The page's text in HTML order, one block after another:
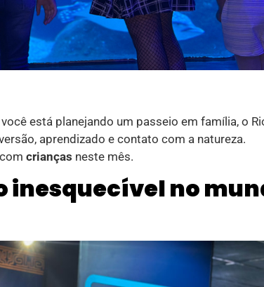
você está planejando um passeio em família, o
aprendizado e contato com a natureza.
crianças neste mês.
inesquecível no